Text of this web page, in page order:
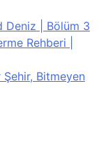
Deniz | Bölüm 3
Rehberi |
Şehir, Bitmeyen